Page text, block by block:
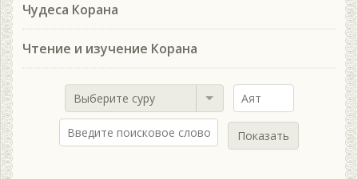
Чудеса Корана
Чтение и изучение Корана
Выберите суру
Показать